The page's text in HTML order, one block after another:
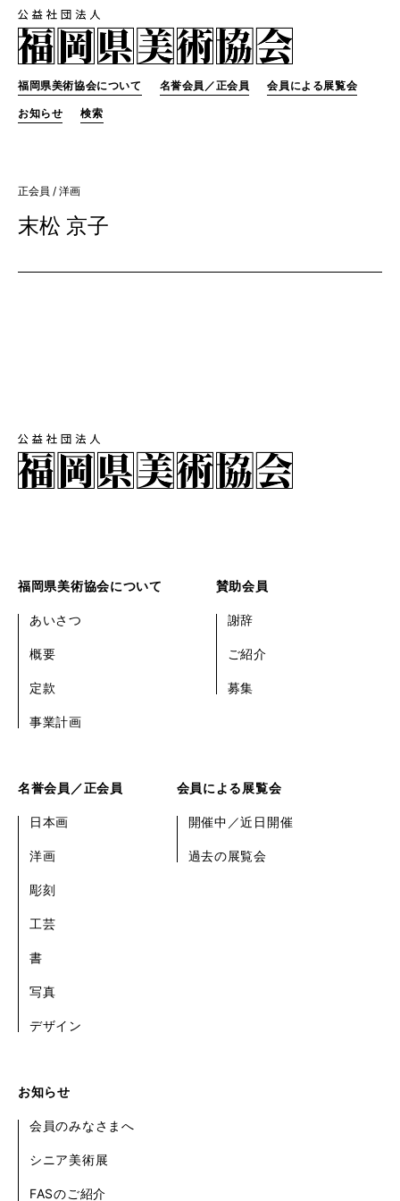
福岡県美術協会について 名誉会員／正会員 会員による展覧会
お知らせ 検索
正会員 / 洋画
末松 京子
福岡県美術協会について
あいさつ
概要
定款
事業計画
賛助会員
謝辞
ご紹介
募集
名誉会員／正会員
日本画
洋画
彫刻
工芸
書
写真
デザイン
会員による展覧会
開催中／近日開催
過去の展覧会
お知らせ
会員のみなさまへ
シニア美術展
FASのご紹介